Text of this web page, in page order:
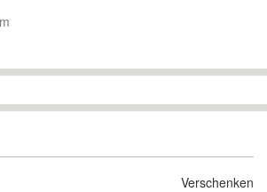
Verschenken